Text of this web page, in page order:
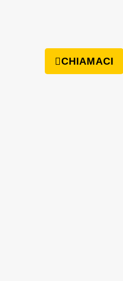
CHIAMACI